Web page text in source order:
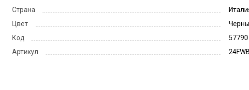
Страна
Цвет
Код
57790
Артикул